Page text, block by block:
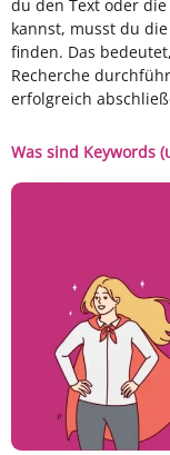
du den Text oder
kannst, musst du
finden. Das
Recherche
erfolgreich
Was sind Keywords